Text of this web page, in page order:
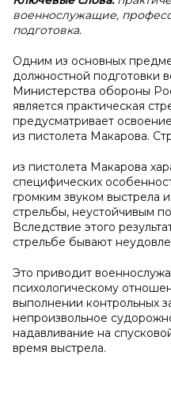
военнослужащие,
подготовка.
Одним из основных
должностной подготовки
Министерства обороны
является практическая
предусматривает
из пистолета Макарова.
из пистолета Макарова
специфических
громким звуком выстрела
стрельбы, неустойчивым
Вследствие этого
стрельбе бывают
Это приводит
психологическому
выполнении контрольных
непроизвольное
надавливание на
время выстрела.